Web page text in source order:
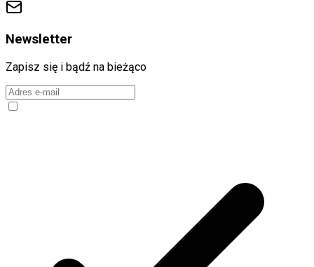
Newsletter
Zapisz się i bądź na bieżąco